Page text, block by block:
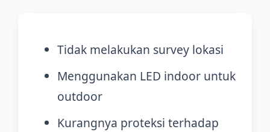
Tidak melakukan survey lokasi
Menggunakan LED indoor untuk
outdoor
Kurangnya proteksi terhadap